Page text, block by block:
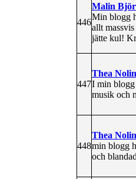
446
Malin
Min blogg
allt
jätte kul!
447
Thea Nolin
I min
musik och
448
Thea Nolin
min blogg
och